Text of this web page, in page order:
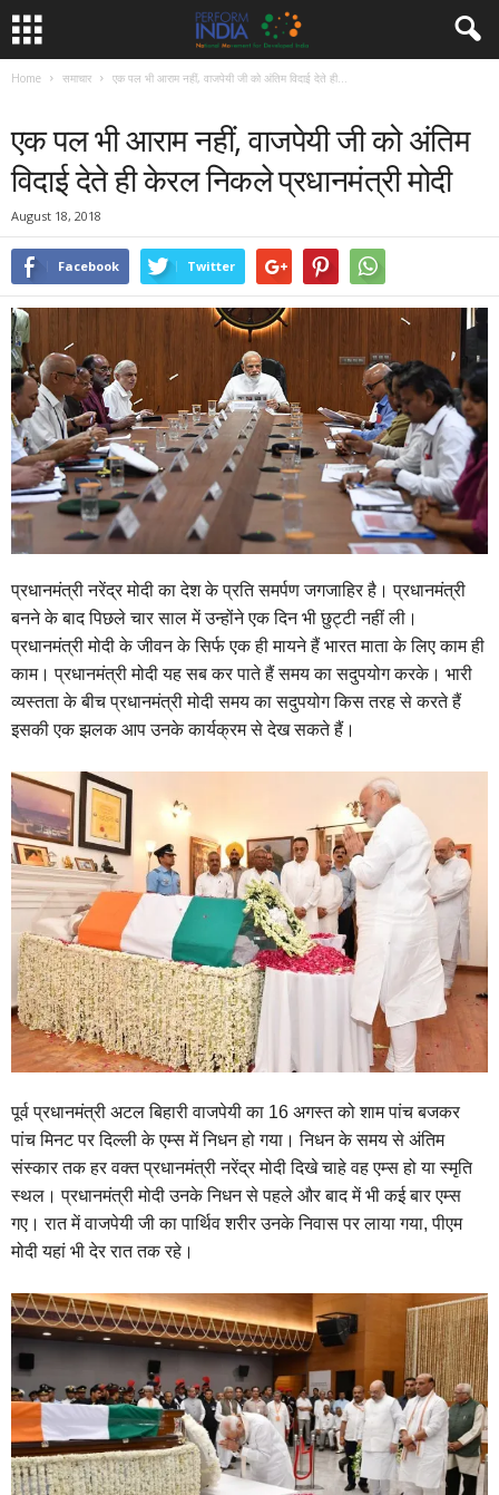
Home समाचार एक पल भी आराम नहीं, वाजपेयी जी को अंतिम विदाई देते ही...
एक पल भी आराम नहीं, वाजपेयी जी को अंतिम
विदाई देते ही केरल निकले प्रधानमंत्री मोदी
August 18, 2018
Facebook Twitter
प्रधानमंत्री नरेंद्र मोदी का देश के प्रति समर्पण जगजाहिर है। प्रधानमंत्री
बनने के बाद पिछले चार साल में उन्होंने एक दिन भी छुट्टी नहीं ली।
प्रधानमंत्री मोदी के जीवन के सिर्फ एक ही मायने हैं भारत माता के लिए काम ही
काम। प्रधानमंत्री मोदी यह सब कर पाते हैं समय का सदुपयोग करके। भारी
व्यस्तता के बीच प्रधानमंत्री मोदी समय का सदुपयोग किस तरह से करते हैं
इसकी एक झलक आप उनके कार्यक्रम से देख सकते हैं।
पूर्व प्रधानमंत्री अटल बिहारी वाजपेयी का 16 अगस्त को शाम पांच बजकर
पांच मिनट पर दिल्ली के एम्स में निधन हो गया। निधन के समय से अंतिम
संस्कार तक हर वक्त प्रधानमंत्री नरेंद्र मोदी दिखे चाहे वह एम्स हो या स्मृति
स्थल। प्रधानमंत्री मोदी उनके निधन से पहले और बाद में भी कई बार एम्स
गए। रात में वाजपेयी जी का पार्थिव शरीर उनके निवास पर लाया गया, पीएम
मोदी यहां भी देर रात तक रहे।